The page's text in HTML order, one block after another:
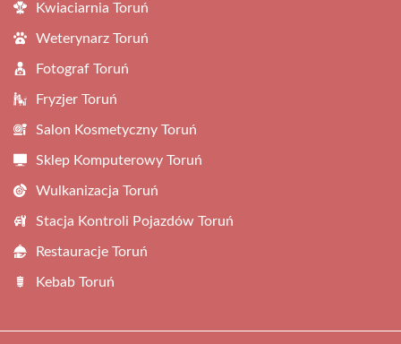
Kwiaciarnia Toruń
Weterynarz Toruń
Fotograf Toruń
Fryzjer Toruń
Salon Kosmetyczny Toruń
Sklep Komputerowy Toruń
Wulkanizacja Toruń
Stacja Kontroli Pojazdów Toruń
Restauracje Toruń
Kebab Toruń